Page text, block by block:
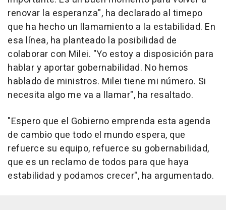
renovar la esperanza", ha declarado al timepo
que ha hecho un llamamiento a la estabilidad. En
esa línea, ha planteado la posibilidad de
colaborar con Milei. "Yo estoy a disposición para
hablar y aportar gobernabilidad. No hemos
hablado de ministros. Milei tiene mi número. Si
necesita algo me va a llamar", ha resaltado.
"Espero que el Gobierno emprenda esta agenda
de cambio que todo el mundo espera, que
refuerce su equipo, refuerce su gobernabilidad,
que es un reclamo de todos para que haya
estabilidad y podamos crecer", ha argumentado.